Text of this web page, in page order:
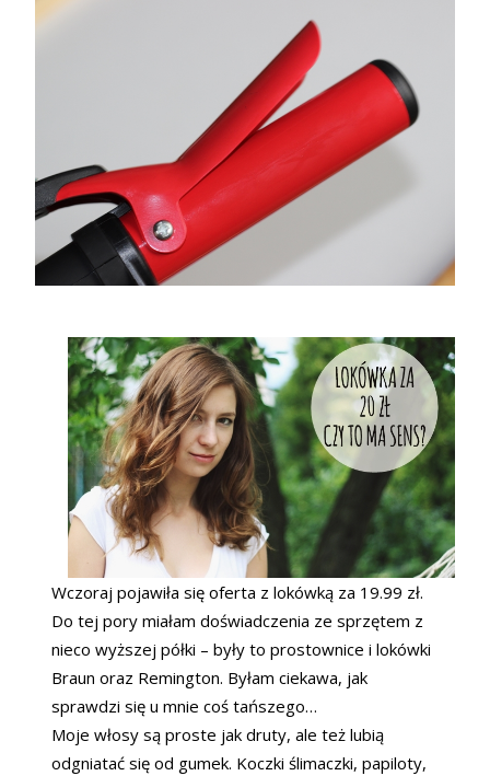
Wczoraj pojawiła się oferta z lokówką za 19.99 zł.
Do tej pory miałam doświadczenia ze sprzętem z
nieco wyższej półki – były to prostownice i lokówki
Braun oraz Remington. Byłam ciekawa, jak
sprawdzi się u mnie coś tańszego…
Moje włosy są proste jak druty, ale też lubią
odgniatać się od gumek. Koczki ślimaczki, papiloty,